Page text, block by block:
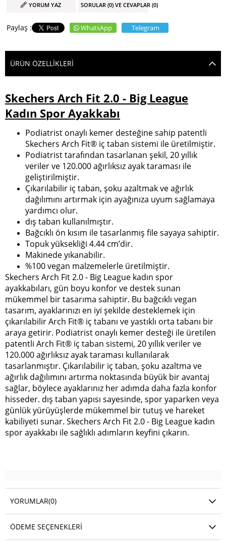
YORUM YAZ SORULAR (0) VE CEVAPLAR (0)
WhatsApp Telegram
ÜRÜN ÖZELLIKLERI
Skechers Arch Fit 2.0 - Big League
Kadın Spor Ayakkabı
Podiatrist onaylı kemer desteğine sahip patentli
Skechers Arch Fit® iç taban sistemi ile üretilmiştir.
Podiatrist tarafından tasarlanan şekil, 20 yıllık
veriler ve 120.000 ağırlıksız ayak taraması ile
geliştirilmiştir.
Çıkarılabilir iç taban, şoku azaltmak ve ağırlık
dağılımını artırmak için ayağınıza uyum sağlamaya
yardımcı olur.
dış taban kullanılmıştır.
Bağcıklı ön kısım ile tasarlanmış file sayaya sahiptir.
Topuk yüksekliği 4.44 cm’dir.
Makinede yıkanabilir.
%100 vegan malzemelerle üretilmiştir.
Skechers Arch Fit 2.0 - Big League kadın spor
ayakkabıları, gün boyu konfor ve destek sunan
mükemmel bir tasarıma sahiptir. Bu bağcıklı vegan
tasarım, ayaklarınızı en iyi şekilde desteklemek için
çıkarılabilir Arch Fit® iç tabanı ve yastıklı orta tabanı bir
araya getirir. Podiatrist onaylı kemer desteği ile üretilen
patentli Arch Fit® iç taban sistemi, 20 yıllık veriler ve
120.000 ağırlıksız ayak taraması kullanılarak
tasarlanmıştır. Çıkarılabilir iç taban, şoku azaltma ve
ağırlık dağılımını artırma noktasında büyük bir avantaj
sağlar, böylece ayaklarınız her adımda daha fazla konfor
hisseder. dış taban yapısı sayesinde, spor yaparken veya
günlük yürüyüşlerde mükemmel bir tutuş ve hareket
kabiliyeti sunar. Skechers Arch Fit 2.0 - Big League kadın
spor ayakkabı ile sağlıklı adımların keyfini çıkarın.
YORUMLAR(0)
ÖDEME SEÇENEKLERI